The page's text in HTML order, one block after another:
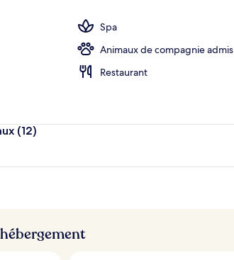
n
i
Spa
Animaux de compagnie admis
Restaurant
(12)